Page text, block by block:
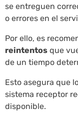
se entreguen
o errores en el
Por ello, es
reintentos que
de un tiempo
Esto asegura que
sistema receptor
disponible.